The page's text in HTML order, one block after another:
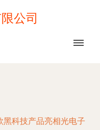
公司
黑科技产品亮相光电子